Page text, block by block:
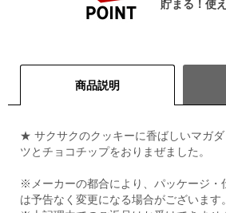
商品説明
★ サクサクのクッキーに香ばしいマガ
ツとチョコチップをおりまぜました。
※メーカーの都合により、パッケージ・
は予告なく変更になる場合がございます。